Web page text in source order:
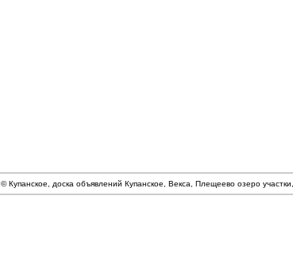
© Купанское, доска объявлений Купанское, Векса, Плещеево озеро